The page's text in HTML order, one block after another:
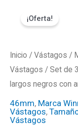
¡Oferta!
Inicio / Vástagos /
Vástagos / Set de
largos negros con
46mm, Marca
Vástagos,
Vástagos
era:
Vástagos
de
Nylon
MVG
Winmau